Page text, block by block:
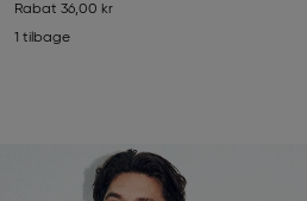
Rabat 36,00 kr
1 tilbage